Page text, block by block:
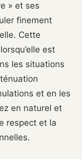
» et ses
finement
Cette
est
les situations
et en les
en naturel et
respect et la